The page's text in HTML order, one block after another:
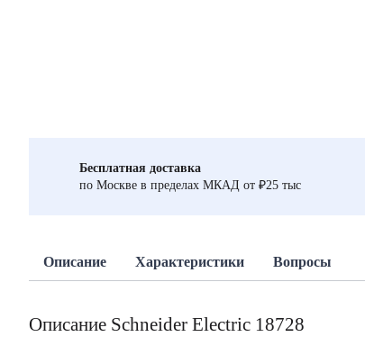
Бесплатная доставка
по Москве в пределах МКАД от ₽25 тыс
Описание Характеристики Вопросы
Описание Schneider Electric 18728